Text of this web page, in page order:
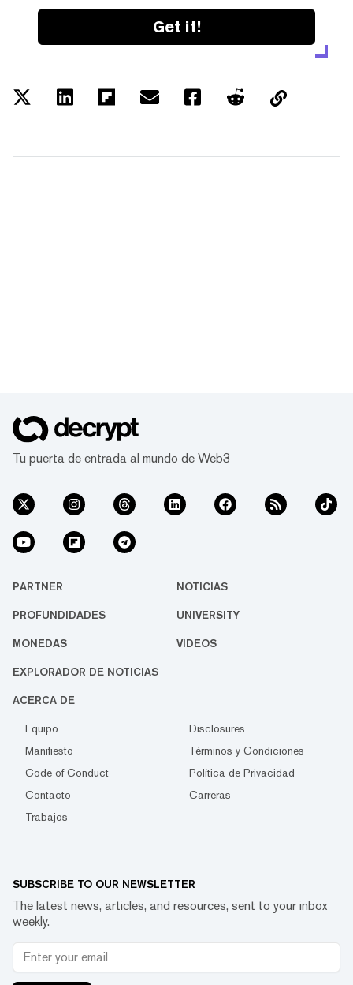
Get it!
Tu puerta de entrada al mundo de Web3
PARTNER NOTICIAS
PROFUNDIDADES UNIVERSITY
MONEDAS VIDEOS
EXPLORADOR DE NOTICIAS
ACERCA DE
Equipo
Disclosures
Manifiesto
Términos y Condiciones
Code of Conduct
Política de Privacidad
Contacto
Carreras
Trabajos
SUBSCRIBE TO OUR NEWSLETTER
The latest news, articles, and resources, sent to your inbox
weekly.